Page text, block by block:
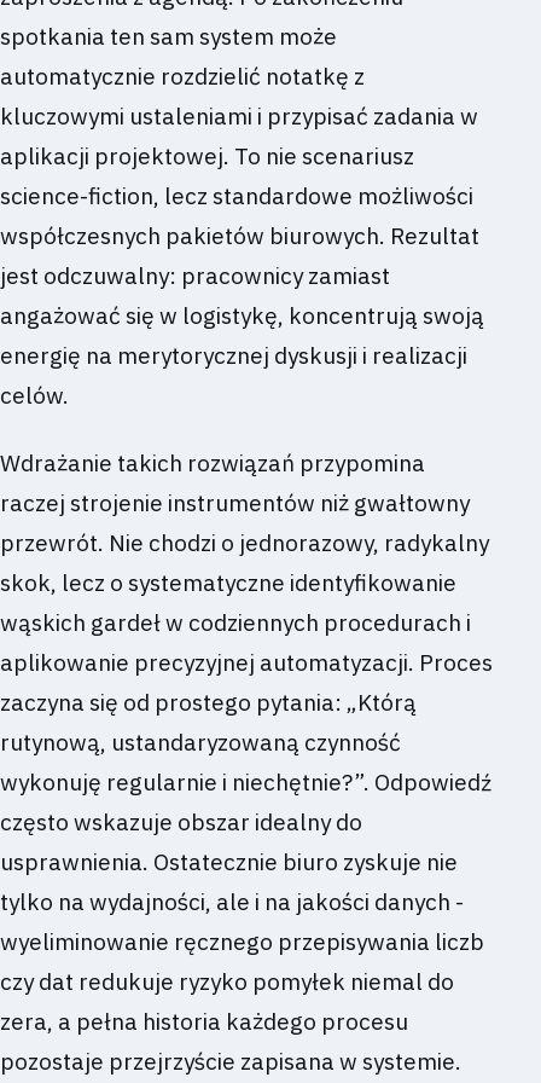
spotkania ten sam system może
automatycznie rozdzielić notatkę z
kluczowymi ustaleniami i przypisać zadania w
aplikacji projektowej. To nie scenariusz
science-fiction, lecz standardowe możliwości
współczesnych pakietów biurowych. Rezultat
jest odczuwalny: pracownicy zamiast
angażować się w logistykę, koncentrują swoją
energię na merytorycznej dyskusji i realizacji
celów.
Wdrażanie takich rozwiązań przypomina
raczej strojenie instrumentów niż gwałtowny
przewrót. Nie chodzi o jednorazowy, radykalny
skok, lecz o systematyczne identyfikowanie
wąskich gardeł w codziennych procedurach i
aplikowanie precyzyjnej automatyzacji. Proces
zaczyna się od prostego pytania: „Którą
rutynową, ustandaryzowaną czynność
wykonuję regularnie i niechętnie?”. Odpowiedź
często wskazuje obszar idealny do
usprawnienia. Ostatecznie biuro zyskuje nie
tylko na wydajności, ale i na jakości danych -
wyeliminowanie ręcznego przepisywania liczb
czy dat redukuje ryzyko pomyłek niemal do
zera, a pełna historia każdego procesu
pozostaje przejrzyście zapisana w systemie.